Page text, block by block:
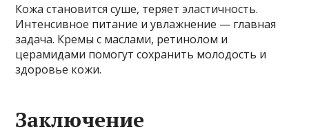
Кожа становится суше, теряет эластичность.
Интенсивное питание и увлажнение — главная
задача. Кремы с маслами, ретинолом и
церамидами помогут сохранить молодость и
здоровье кожи.
Заключение